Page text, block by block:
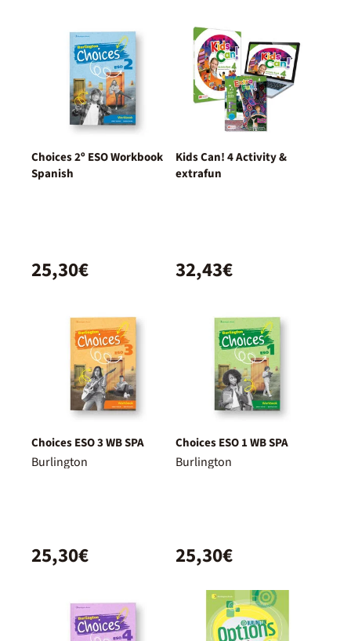
Choices 2º ESO Workbook
Spanish
25,30€
Kids Can! 4 Activity &
extrafun
32,43€
Choices ESO 3 WB SPA
Burlington
25,30€
Choices ESO 1 WB SPA
Burlington
25,30€